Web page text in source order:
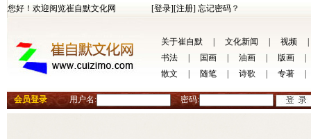
您好！欢迎阅览崔自默文化网 [登录][注册] 忘记密码？
关于崔自默 文化新闻 视频
书法
国画 油画 版画
散文
随笔 诗歌 专著
会员登录 用户名: 密码: